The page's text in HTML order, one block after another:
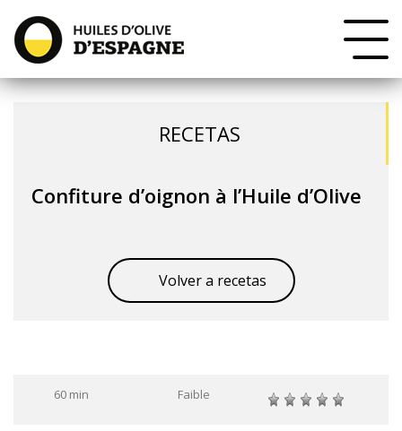
RECETAS
Confiture d’oignon à l’Huile d’Olive
Volver a recetas
60 min Faible